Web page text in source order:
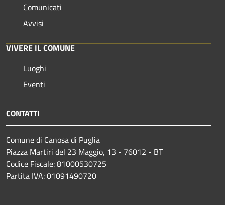
Comunicati
Avvisi
VIVERE IL COMUNE
Luoghi
Eventi
CONTATTI
Comune di Canosa di Puglia
Piazza Martiri del 23 Maggio, 13 - 76012 - BT
Codice Fiscale: 81000530725
Partita IVA: 01091490720